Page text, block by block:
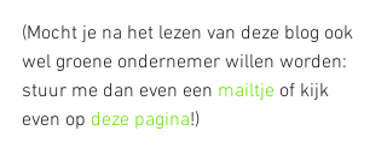
(Mocht je na het lezen van deze blog ook
wel groene ondernemer willen worden:
stuur me dan even een mailtje of kijk
even op deze pagina!)